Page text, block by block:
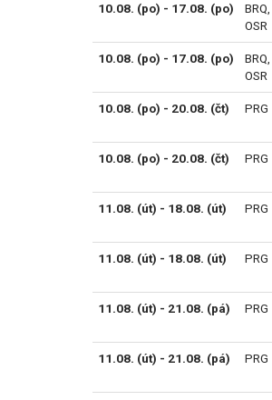
10.08. (po) - 17.08. (po) BRQ,
OSR
10.08. (po) - 17.08. (po) BRQ,
OSR
10.08. (po) - 20.08. (čt) PRG
10.08. (po) - 20.08. (čt) PRG
11.08. (út) - 18.08. (út) PRG
11.08. (út) - 18.08. (út) PRG
11.08. (út) - 21.08. (pá) PRG
11.08. (út) - 21.08. (pá) PRG